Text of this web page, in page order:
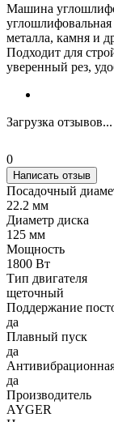
Машина
металла, камня и
Подходит для
уверенный рез,
Загрузка отзывов...
0
Написать отзыв
Посадочный
22.2 мм
Диаметр диска
125 мм
Мощность
1800 Вт
Тип двигателя
щеточный
Поддержание
да
Плавный пуск
да
да
Производитель
AYGER